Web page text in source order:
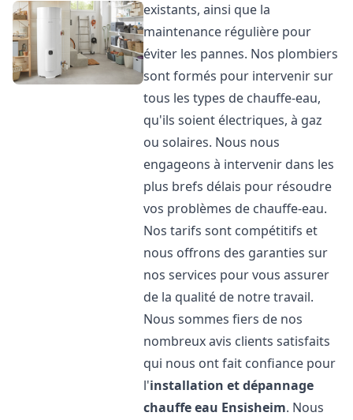
existants, ainsi que la
maintenance régulière pour
éviter les pannes. Nos plombiers
sont formés pour intervenir sur
tous les types de chauffe-eau,
qu'ils soient électriques, à gaz
ou solaires. Nous nous
engageons à intervenir dans les
plus brefs délais pour résoudre
vos problèmes de chauffe-eau.
Nos tarifs sont compétitifs et
nous offrons des garanties sur
nos services pour vous assurer
de la qualité de notre travail.
Nous sommes fiers de nos
nombreux avis clients satisfaits
qui nous ont fait confiance pour
l'installation et dépannage
chauffe eau Ensisheim. Nous